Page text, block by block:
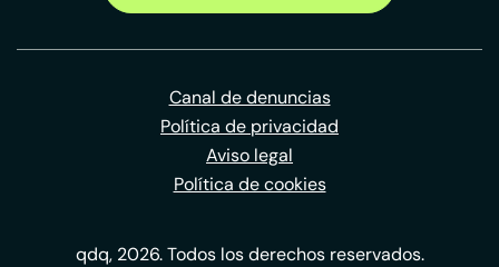
Canal de denuncias
Política de privacidad
Aviso legal
Política de cookies
qdq, 2026. Todos los derechos reservados.